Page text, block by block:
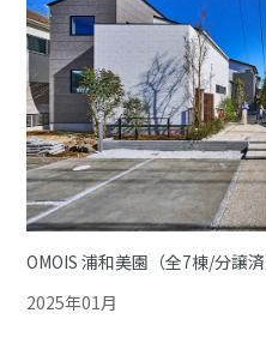
OMOIS 浦和美園（全7棟/分譲済
2025年01月